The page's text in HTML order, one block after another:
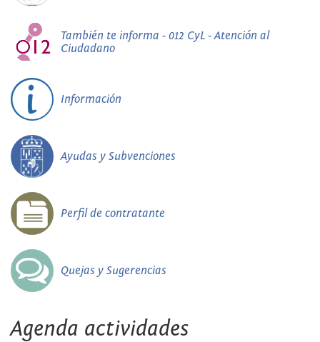
También te informa - 012 CyL - Atención al
Ciudadano
Información
Ayudas y Subvenciones
Perfil de contratante
Quejas y Sugerencias
Agenda actividades